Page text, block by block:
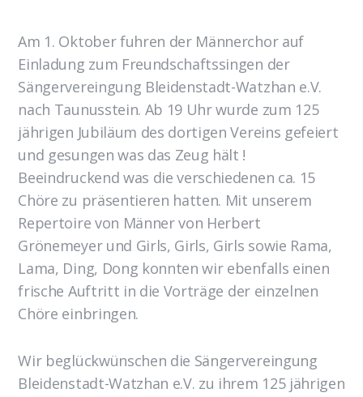
Am 1. Oktober fuhren der Männerchor auf
Einladung zum Freundschaftssingen der
Sängervereingung Bleidenstadt-Watzhan e.V.
nach Taunusstein. Ab 19 Uhr wurde zum 125
jährigen Jubiläum des dortigen Vereins gefeiert
und gesungen was das Zeug hält !
Beeindruckend was die verschiedenen ca. 15
Chöre zu präsentieren hatten. Mit unserem
Repertoire von Männer von Herbert
Grönemeyer und Girls, Girls, Girls sowie Rama,
Lama, Ding, Dong konnten wir ebenfalls einen
frische Auftritt in die Vorträge der einzelnen
Chöre einbringen.
Wir beglückwünschen die Sängervereingung
Bleidenstadt-Watzhan e.V. zu ihrem 125 jährigen